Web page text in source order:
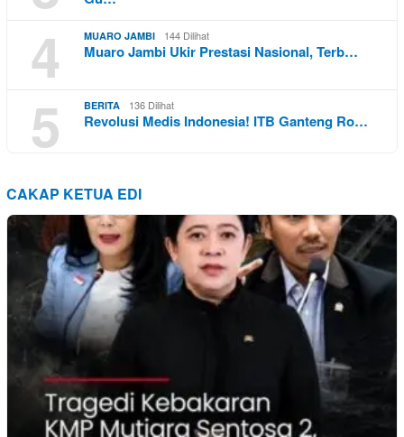
4 MUARO JAMBI 144 Dilihat
Muaro Jambi Ukir Prestasi Nasional, Terb…
5 BERITA 136 Dilihat
Revolusi Medis Indonesia! ITB Ganteng Ro…
CAKAP KETUA EDI